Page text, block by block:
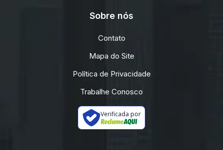
Sobre nós
Contato
Mapa do Site
Política de Privacidade
Trabalhe Conosco
Verificada por